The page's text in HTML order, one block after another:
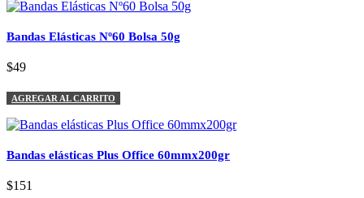
Bandas Elásticas Nº60 Bolsa 50g
$49
AGREGAR AL CARRITO
Bandas elásticas Plus Office 60mmx200gr
$151